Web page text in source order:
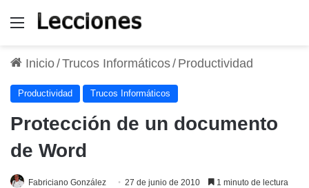
Menú
Inicio/Trucos Informáticos/ Productividad
Productividad Trucos Informáticos
Protección de un documento
de Word
Fabriciano González 27 de junio de 2010 1 minuto de lectura